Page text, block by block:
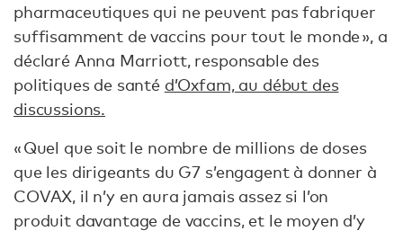
pharmaceutiques qui ne peuvent pas fabriquer
suffisamment de vaccins pour tout le monde », a
déclaré Anna Marriott, responsable des
politiques de santé d’Oxfam, au début des
discussions.
« Quel que soit le nombre de millions de doses
que les dirigeants du G7 s’engagent à donner à
COVAX, il n’y en aura jamais assez si l’on
produit davantage de vaccins, et le moyen d’y